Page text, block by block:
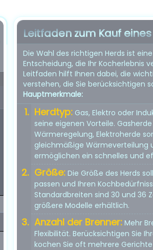
Leitfaden zum Kauf
Die Wahl des richtigen Herds ist
Entscheidung, die Ihr Kocherlebnis
Leitfaden hilft Ihnen dabei, die
verstehen, die Sie berücksichtigen
Hauptmerkmale:
Herdtyp: Gas, Elektro oder
seine eigenen Vorteile.
Wärmeregelung, Elektroherde
gleichmäßige Wärmeverteilung
ermöglichen ein schnelles und
Größe: Die Größe des Herds
passen und Ihren
Standardbreiten sind 30 und 36
größere Modelle erhältlich.
Anzahl der Brenner: Mehr
Flexibilität. Berücksichtigen Sie
kochen Sie oft mehrere